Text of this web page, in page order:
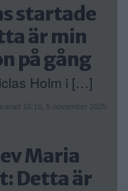
startade
är min
på gång
Holm i […]
16:16, 5 november 2025
Maria
Detta är